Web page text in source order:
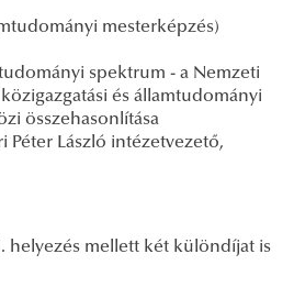
mesterképzés)
spektrum - a Nemzeti
és államtudományi
összehasonlítása
Péter László intézetvezető,
helyezés mellett két különdíjat is